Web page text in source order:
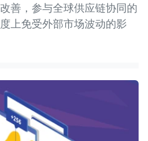
善，参与全球供应链协同的
上免受外部市场波动的影